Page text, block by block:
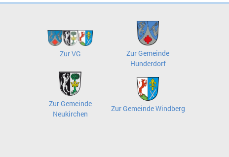
Zur VG
Zur Gemeinde
Hunderdorf
Zur Gemeinde
Neukirchen
Zur Gemeinde Windberg